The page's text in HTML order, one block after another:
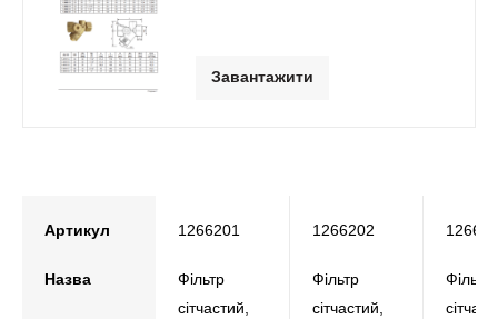
Завантажити
Артикул 1266201 1266202
Назва
Фільтр
сітчастий,
Фільтр
сітчастий,
Фільтр